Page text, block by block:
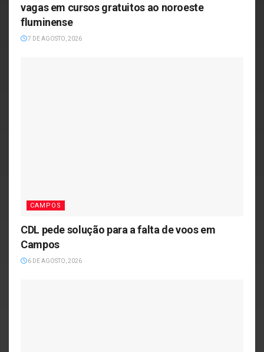
vagas em cursos gratuitos ao noroeste
fluminense
7 DE AGOSTO, 2026
CAMPOS
CDL pede solução para a falta de voos em
Campos
6 DE AGOSTO, 2026